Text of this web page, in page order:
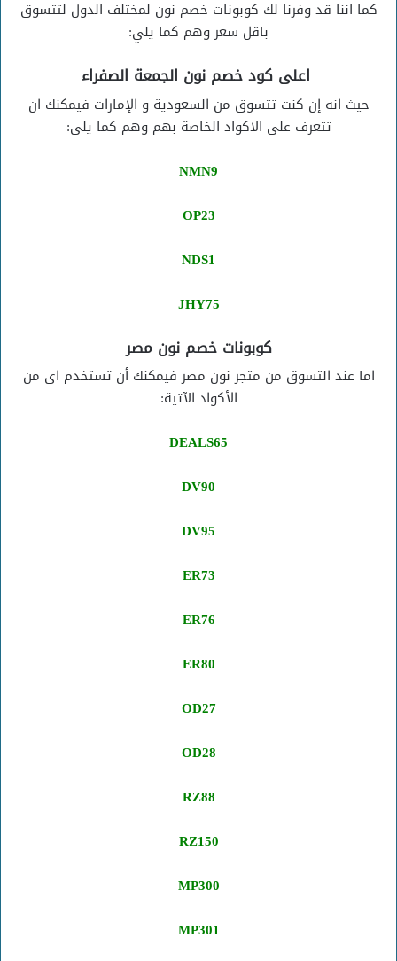
كما اننا قد وفرنا لك كوبونات خصم نون لمختلف الدول لتتسوق
باقل سعر وهم كما يلي:
اعلى كود خصم نون الجمعة الصفراء
حيث انه إن كنت تتسوق من السعودية و الإمارات فيمكنك ان
تتعرف على الاكواد الخاصة بهم وهم كما يلي:
NMN9
OP23
NDS1
JHY75
كوبونات خصم نون مصر
اما عند التسوق من متجر نون مصر فيمكنك أن تستخدم اى من
الأكواد الآتية:
DEALS65
DV90
DV95
ER73
ER76
ER80
OD27
OD28
RZ88
RZ150
MP300
MP301